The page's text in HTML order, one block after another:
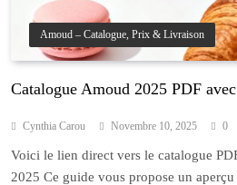
Amoud – Catalogue, Prix & Livraison
Catalogue Amoud 2025 PDF
Cynthia Carou Novembre 10, 2025 0
Voici le lien direct vers le catalogue
2025 Ce guide vous propose un